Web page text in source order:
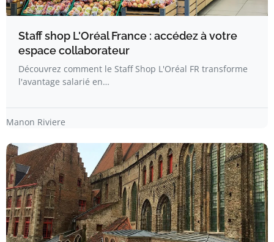
Staff shop L'Oréal France : accédez à votre
espace collaborateur
Découvrez comment le Staff Shop L'Oréal FR transforme
l'avantage salarié en…
Manon Riviere